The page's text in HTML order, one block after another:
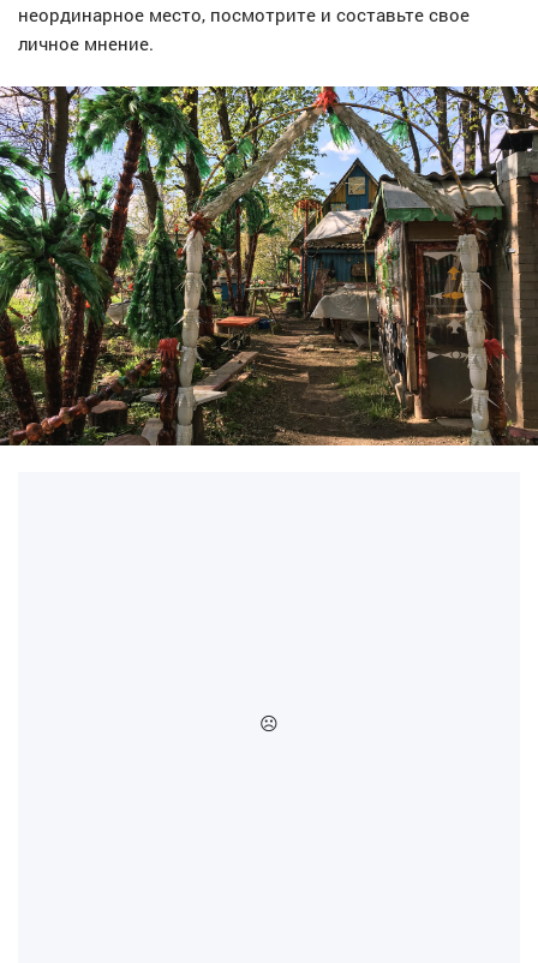
неординарное место, посмотрите и составьте свое
личное мнение.